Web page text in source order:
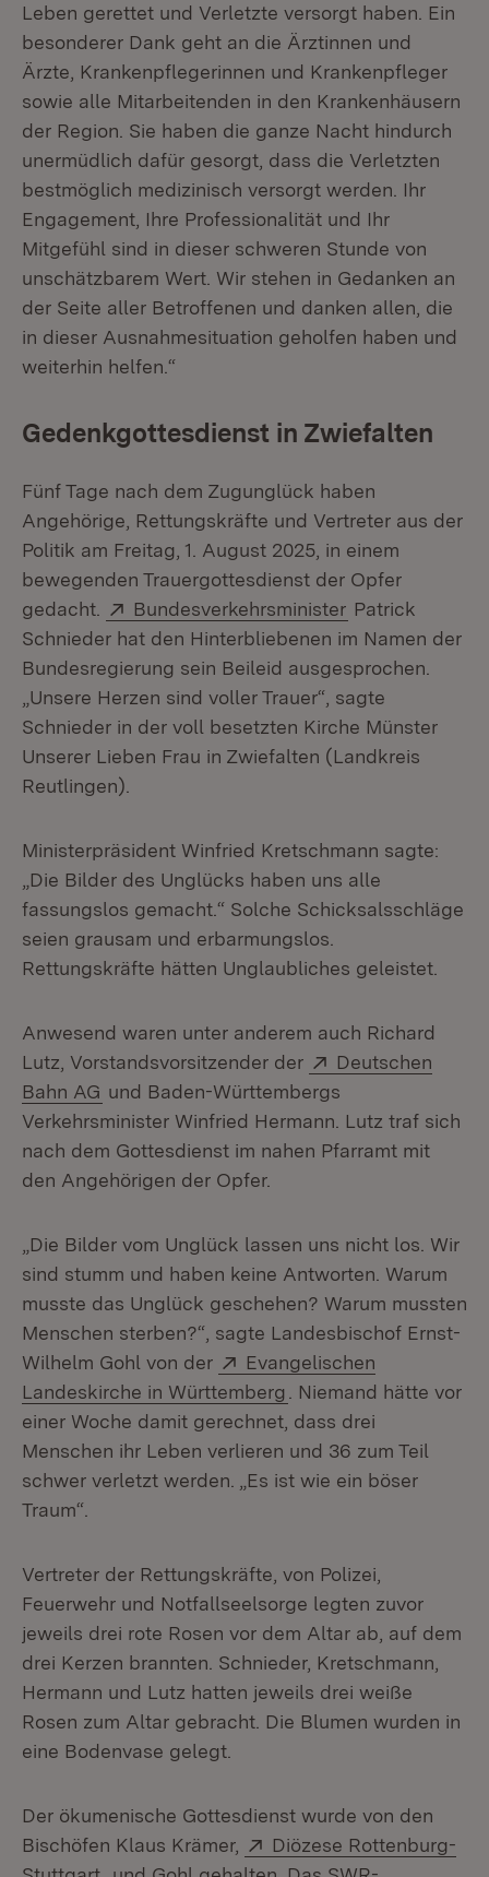
Leben gerettet und Verletzte versorgt haben. Ein
besonderer Dank geht an die Ärztinnen und
Ärzte, Krankenpflegerinnen und Krankenpfleger
sowie alle Mitarbeitenden in den Krankenhäusern
der Region. Sie haben die ganze Nacht hindurch
unermüdlich dafür gesorgt, dass die Verletzten
bestmöglich medizinisch versorgt werden. Ihr
Engagement, Ihre Professionalität und Ihr
Mitgefühl sind in dieser schweren Stunde von
unschätzbarem Wert. Wir stehen in Gedanken an
der Seite aller Betroffenen und danken allen, die
in dieser Ausnahmesituation geholfen haben und
weiterhin helfen.“
Gedenkgottesdienst in Zwiefalten
Fünf Tage nach dem Zugunglück haben
Angehörige, Rettungskräfte und Vertreter aus der
Politik am Freitag, 1. August 2025, in einem
bewegenden Trauergottesdienst der Opfer
gedacht.
Extern:
Bundesverkehrsminister (Öffnet in
Patrick
Schnieder hat den Hinterbliebenen im Namen der
Bundesregierung sein Beileid ausgesprochen.
„Unsere Herzen sind voller Trauer“, sagte
Schnieder in der voll besetzten Kirche Münster
Unserer Lieben Frau in Zwiefalten (Landkreis
Reutlingen).
Ministerpräsident Winfried Kretschmann sagte:
„Die Bilder des Unglücks haben uns alle
fassungslos gemacht.“ Solche Schicksalsschläge
seien grausam und erbarmungslos.
Rettungskräfte hätten Unglaubliches geleistet.
Anwesend waren unter anderem auch Richard
Lutz, Vorstandsvorsitzender der
Extern:
Deutschen
Bahn AG (Öffnet in neuem Fenster)
und Baden-Württembergs
Verkehrsminister Winfried Hermann. Lutz traf sich
nach dem Gottesdienst im nahen Pfarramt mit
den Angehörigen der Opfer.
„Die Bilder vom Unglück lassen uns nicht los. Wir
sind stumm und haben keine Antworten. Warum
musste das Unglück geschehen? Warum mussten
Menschen sterben?“, sagte Landesbischof Ernst-
Wilhelm Gohl von der
Extern:
Evangelischen
Landeskirche in Württemberg (Öffnet in neuem
. Niemand hätte vor
einer Woche damit gerechnet, dass drei
Menschen ihr Leben verlieren und 36 zum Teil
schwer verletzt werden. „Es ist wie ein böser
Traum“.
Vertreter der Rettungskräfte, von Polizei,
Feuerwehr und Notfallseelsorge legten zuvor
jeweils drei rote Rosen vor dem Altar ab, auf dem
drei Kerzen brannten. Schnieder, Kretschmann,
Hermann und Lutz hatten jeweils drei weiße
Rosen zum Altar gebracht. Die Blumen wurden in
eine Bodenvase gelegt.
Der ökumenische Gottesdienst wurde von den
Bischöfen Klaus Krämer,
Extern:
Diözese Rottenburg-
(Öffnet in neuem Fenster)